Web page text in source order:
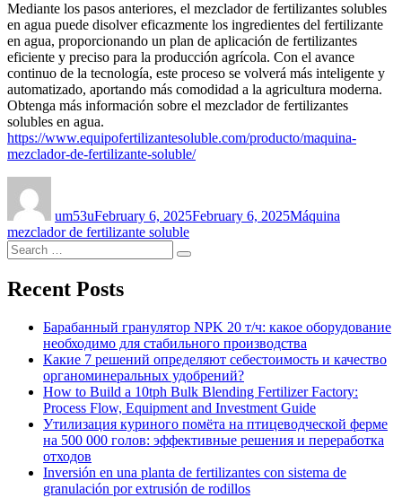
Mediante los pasos anteriores, el mezclador de fertilizantes solubles
en agua puede disolver eficazmente los ingredientes del fertilizante
en agua, proporcionando un plan de aplicación de fertilizantes
eficiente y preciso para la producción agrícola. Con el avance
continuo de la tecnología, este proceso se volverá más inteligente y
automatizado, aportando más comodidad a la agricultura moderna.
Obtenga más información sobre el mezclador de fertilizantes
solubles en agua.
https://www.equipofertilizantesoluble.com/producto/maquina-
mezclador-de-fertilizante-soluble/
um53uFebruary 6, 2025February 6, 2025Máquina
mezclador de fertilizante soluble
Search
for:
Search
Recent Posts
Барабанный гранулятор NPK 20 т/ч: какое оборудование
необходимо для стабильного производства
Какие 7 решений определяют себестоимость и качество
органоминеральных удобрений?
How to Build a 10tph Bulk Blending Fertilizer Factory:
Process Flow, Equipment and Investment Guide
Утилизация куриного помёта на птицеводческой ферме
на 500 000 голов: эффективные решения и переработка
отходов
Inversión en una planta de fertilizantes con sistema de
granulación por extrusión de rodillos